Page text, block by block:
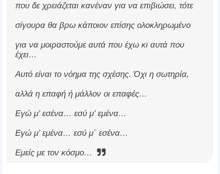
που δε χρειάζεται κανέναν για να επιβιώσει, τότε
σίγουρα θα βρω κάποιον επίσης ολοκληρωμένο
για να μοιραστούμε αυτά που έχω κι αυτά που
έχει…
Αυτό είναι το νόημα της σχέσης. Όχι η σωτηρία,
αλλά η επαφή ή μάλλον οι επαφές…
Εγώ μ’ εσένα… εσύ μ’ εμένα…
Εγώ μ’ εμένα… εσύ μ΄ εσένα…
Εμείς με τον κόσμο…